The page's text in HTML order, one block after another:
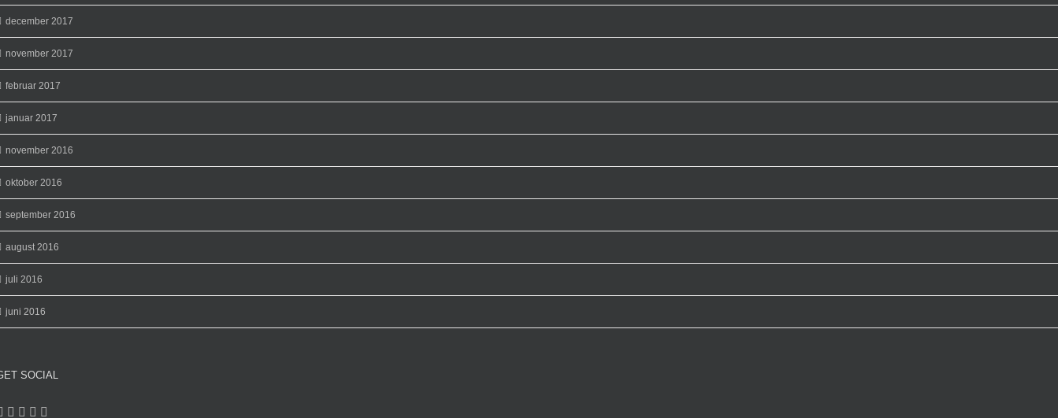
december 2017
november 2017
februar 2017
januar 2017
november 2016
oktober 2016
september 2016
august 2016
juli 2016
juni 2016
SOCIAL